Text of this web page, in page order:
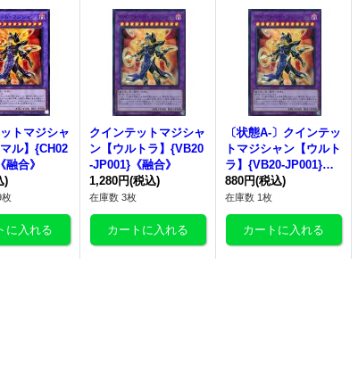
トマジシャ
ル】{CH02
合》
)
枚
クインテットマジシャ
ン【ウルトラ】{VB20
-JP001}《融合》
1,280円(税込)
在庫数 3枚
〔状態A-〕クインテッ
トマジシャン【ウルト
ラ】{VB20-JP001}
《融合》
880円(税込)
在庫数 1枚